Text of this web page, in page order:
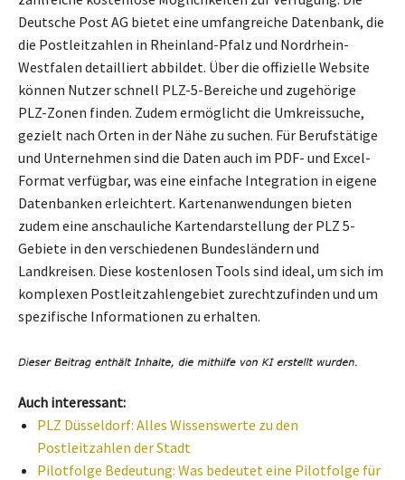
Deutsche Post AG bietet eine umfangreiche Datenbank, die
die Postleitzahlen in Rheinland-Pfalz und Nordrhein-
Westfalen detailliert abbildet. Über die offizielle Website
können Nutzer schnell PLZ-5-Bereiche und zugehörige
PLZ-Zonen finden. Zudem ermöglicht die Umkreissuche,
gezielt nach Orten in der Nähe zu suchen. Für Berufstätige
und Unternehmen sind die Daten auch im PDF- und Excel-
Format verfügbar, was eine einfache Integration in eigene
Datenbanken erleichtert. Kartenanwendungen bieten
zudem eine anschauliche Kartendarstellung der PLZ 5-
Gebiete in den verschiedenen Bundesländern und
Landkreisen. Diese kostenlosen Tools sind ideal, um sich im
komplexen Postleitzahlengebiet zurechtzufinden und um
spezifische Informationen zu erhalten.
Auch interessant:
PLZ Düsseldorf: Alles Wissenswerte zu den
Postleitzahlen der Stadt
Pilotfolge Bedeutung: Was bedeutet eine Pilotfolge für